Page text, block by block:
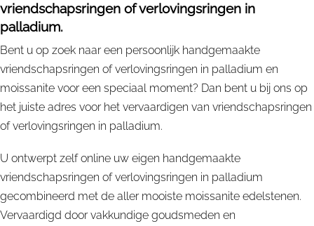
vriendschapsringen of verlovingsringen in
palladium.
Bent u op zoek naar een persoonlijk handgemaakte
vriendschapsringen of verlovingsringen in palladium en
moissanite voor een speciaal moment? Dan bent u bij ons op
het juiste adres voor het vervaardigen van vriendschapsringen
of verlovingsringen in palladium.
U ontwerpt zelf online uw eigen handgemaakte
vriendschapsringen of verlovingsringen in palladium
gecombineerd met de aller mooiste moissanite edelstenen.
Vervaardigd door vakkundige goudsmeden en